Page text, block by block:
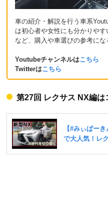
車の紹介・解説を行う車系
は初心者や女性にも分かりや
など、購入や車選びの参考にな
Youtubeチャンネルはこちら
Twitterはこちら
第27回 レクサス NX編は